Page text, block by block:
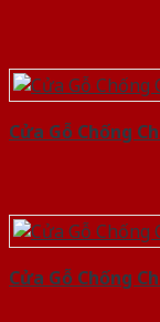
Cửa Gỗ Chống
Cửa Gỗ Chống